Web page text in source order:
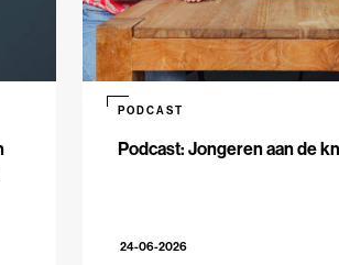
Podcast: Jongeren aan de
PODCAST
24-06-2026